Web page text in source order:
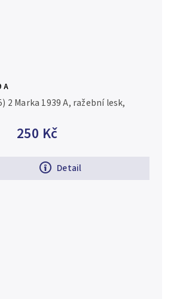
A
250 Kč
Detail
2 Marka 1939 A, ražební lesk,